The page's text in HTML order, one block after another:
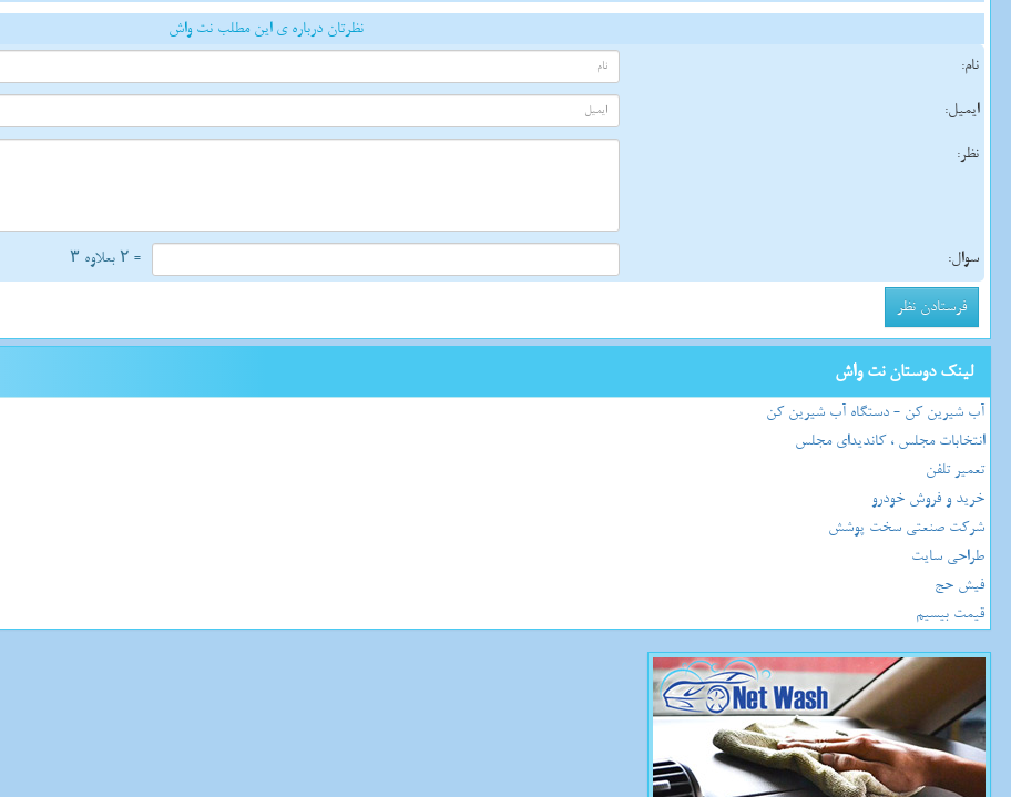
نظرتان درباره ی این مطلب نت واش
نام:
ایمیل:
نظر:
سوال: = ۲ بعلاوه ۳
لینک دوستان نت واش
آب شیرین کن - دستگاه آب شیرین کن
انتخابات مجلس ، کاندیدای مجلس
تعمیر تلفن
خرید و فروش خودرو
شرکت صنعتی سخت پوشش
طراحی سایت
فیش حج
قیمت بیسیم